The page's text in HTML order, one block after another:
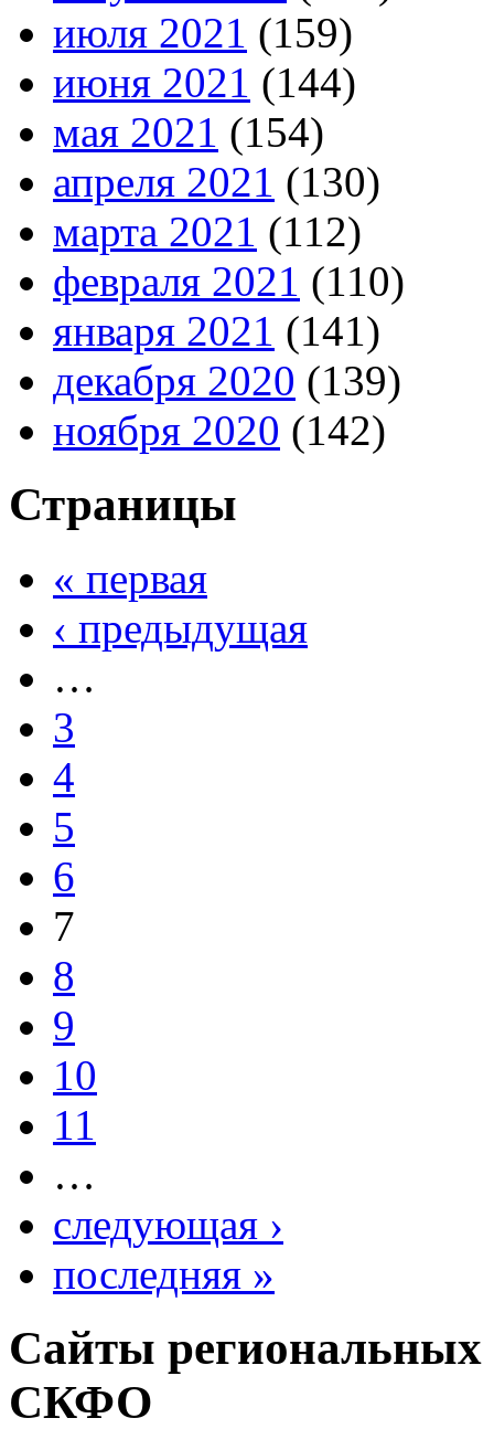
июля 2021 (159)
июня 2021 (144)
мая 2021 (154)
апреля 2021 (130)
марта 2021 (112)
февраля 2021 (110)
января 2021 (141)
декабря 2020 (139)
ноября 2020 (142)
Страницы
« первая
‹ предыдущая
…
3
4
5
6
7
8
9
10
11
…
следующая ›
последняя »
Сайты
СКФО